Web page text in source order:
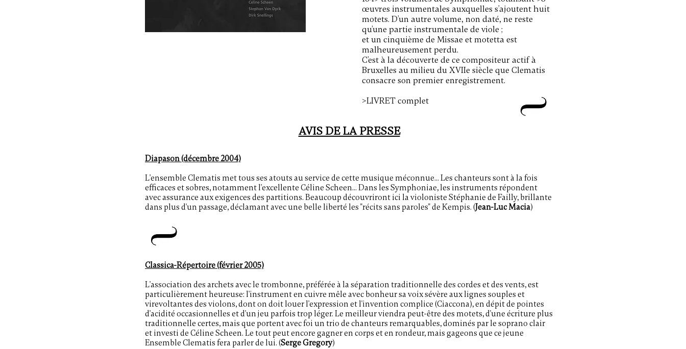
œuvres instrumentales auxquelles s’ajoutent huit
motets. D’un autre volume, non daté, ne reste
qu’une partie instrumentale de viole ;
et un cinquième de Missae et motetta est
malheureusement perdu.
C’est à la découverte de ce compositeur actif à
Bruxelles au milieu du XVIIe siècle que Clematis
consacre son premier enregistrement.
>LIVRET complet
AVIS DE LA PRESSE
Diapason (décembre 2004)
L'ensemble Clematis met tous ses atouts au service de cette musique méconnue... Les chanteurs sont à la fois
efficaces et sobres, notamment l'excellente Céline Scheen... Dans les Symphoniae, les instruments répondent
avec assurance aux exigences des partitions. Beaucoup découvriront ici la violoniste Stéphanie de Failly, brillante
dans plus d'un passage, déclamant avec une belle liberté les "récits sans paroles" de Kempis. (Jean-Luc Macia)
Classica-Répertoire (février 2005)
L'association des archets avec le trombonne, préférée à la séparation traditionnelle des cordes et des vents, est
particulièrement heureuse: l'instrument en cuivre mêle avec bonheur sa voix sévère aux lignes souples et
virevoltantes des violons, dont on doit louer l'expression et l'invention complice (Ciaccona), en dépit de pointes
d'acidité occasionnelles et d'un jeu parfois trop léger. Le meilleur viendra peut-être des motets, d'une écriture plus
traditionnelle certes, mais que portent avec foi un trio de chanteurs remarquables, dominés par le soprano clair
et investi de Céline Scheen. Le tout peut encore gagner en corps et en rondeur, mais gageons que ce jeune
Ensemble Clematis fera parler de lui. (Serge Gregory)